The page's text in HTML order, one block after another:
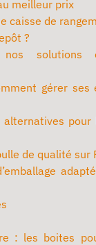
meilleur prix
caisse de
?
solutions
gérer ses
alternatives
de qualité sur
: les boites